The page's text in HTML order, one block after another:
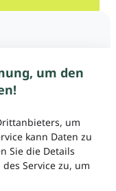
um den
um
kann Daten zu
Sie die Details
Service zu, um